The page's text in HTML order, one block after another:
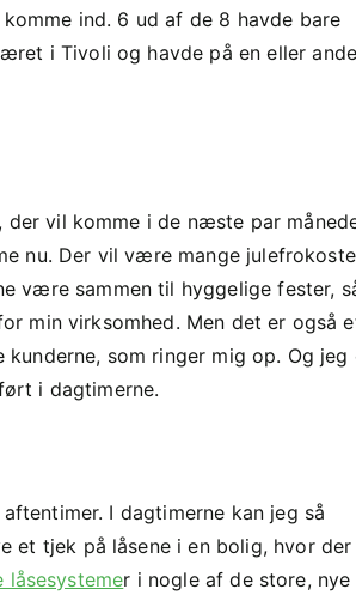
ind. 6 ud af de 8 havde bare
i Tivoli og havde på en eller
der vil komme i de næste par
nu. Der vil være mange
være sammen til hyggelige fester,
min virksomhed. Men det er også
som ringer mig op. Og jeg
i dagtimerne.
I dagtimerne kan jeg så
et tjek på låsene i en bolig, hvor der
låsesystemer i nogle af de store, nye